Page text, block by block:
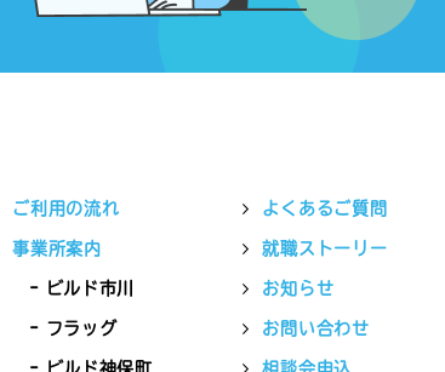
ご利用の流れ
事業所案内
ビルド市川
フラッグ
ビルド神保町
よくあるご質問
就職ストーリー
お知らせ
お問い合わせ
相談会申込